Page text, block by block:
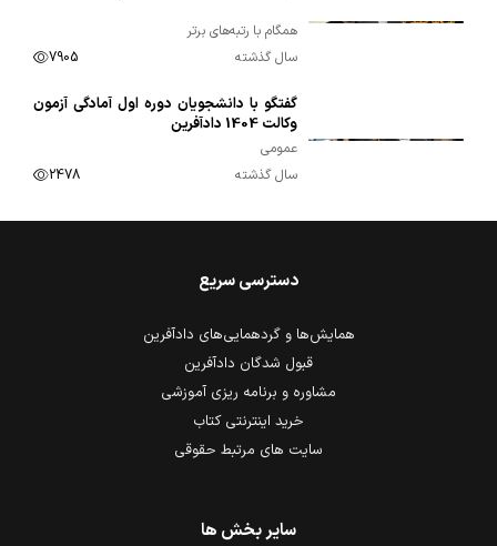
همگام با رتبه‌های برتر
سال گذشته
7905
گفتگو با دانشجویان دوره اول آمادگی آزمون
وکالت 1404 دادآفرین
عمومی
سال گذشته
2478
دسترسی سریع
همایش‌ها و گردهمایی‌های دادآفرین
قبول شدگان دادآفرین
مشاوره و برنامه ریزی آموزشی
خرید اینترنتی کتاب
سایت های مرتبط حقوقی
سایر بخش ها